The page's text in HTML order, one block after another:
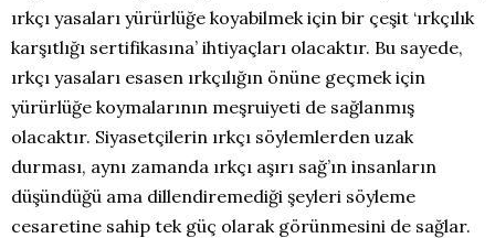
ırkçı yasaları yürürlüğe koyabilmek için bir çeşit ‘ırkçılık
karşıtlığı sertifikasına’ ihtiyaçları olacaktır. Bu sayede,
ırkçı yasaları esasen ırkçılığın önüne geçmek için
yürürlüğe koymalarının meşruiyeti de sağlanmış
olacaktır. Siyasetçilerin ırkçı söylemlerden uzak
durması, aynı zamanda ırkçı aşırı sağ’ın insanların
düşündüğü ama dillendiremediği şeyleri söyleme
cesaretine sahip tek güç olarak görünmesini de sağlar.